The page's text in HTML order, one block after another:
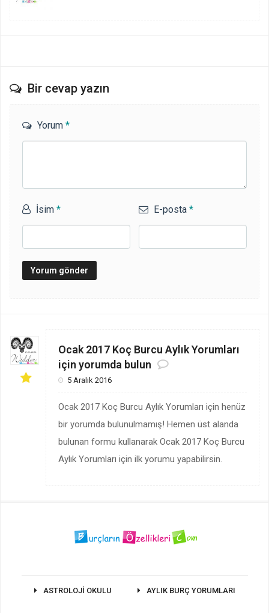
Bir cevap yazın
Yorum *
İsim * E-posta*
Ocak 2017 Koç Burcu Aylık Yorumları
için yorumda bulun
5 Aralık 2016
Ocak 2017 Koç Burcu Aylık Yorumları için henüz
bir yorumda bulunulmamış! Hemen üst alanda
bulunan formu kullanarak Ocak 2017 Koç Burcu
Aylık Yorumları için ilk yorumu yapabilirsin.
ASTROLOJI OKULU AYLIK BURÇ YORUMLARI